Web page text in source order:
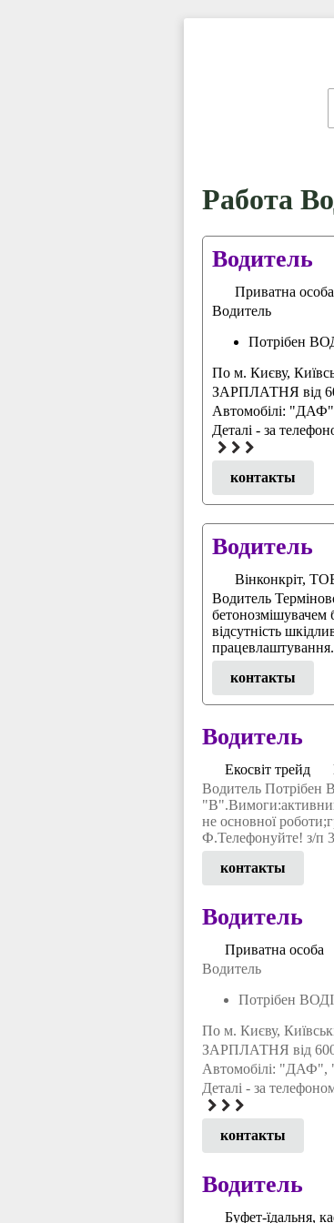
Работа
Водитель
Приватна особа
Водитель
Потрібен
По м. Києву,
ЗАРПЛАТНЯ від
Автомобілі:
Деталі - за
контакты
Водитель
Вінконкріт,
Водитель
бетонозмішувачем
відсутність
контакты
Водитель
Екосвіт трейд
Водитель Потрібен
не основної
Ф.Телефонуйте! з/п
контакты
Водитель
Приватна особа
Водитель
Потрібен
По м. Києву,
ЗАРПЛАТНЯ від
Автомобілі:
Деталі - за
контакты
Водитель
Буфет-їдальня,